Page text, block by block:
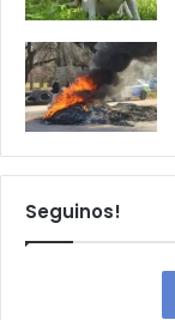
Seguinos!